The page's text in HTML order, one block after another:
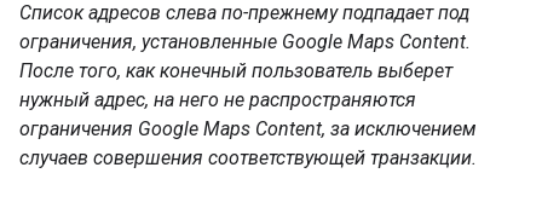
Список адресов слева по-прежнему подпадает под
ограничения, установленные Google Maps Content.
После того, как конечный пользователь выберет
нужный адрес, на него не распространяются
ограничения Google Maps Content, за исключением
случаев совершения соответствующей транзакции.